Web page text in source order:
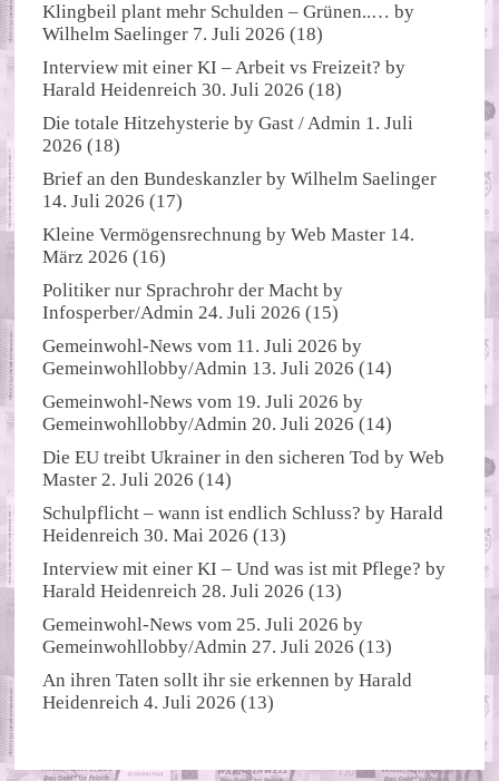
Klingbeil plant mehr Schulden – Grünen..… by
Wilhelm Saelinger 7. Juli 2026 (18)
Interview mit einer KI – Arbeit vs Freizeit? by
Harald Heidenreich 30. Juli 2026 (18)
Die totale Hitzehysterie byGast / Admin 1. Juli
2026 (18)
Brief an den Bundeskanzler byWilhelm Saelinger
14. Juli 2026 (17)
Kleine Vermögensrechnung byWeb Master 14.
März 2026 (16)
Politiker nur Sprachrohr der Macht by
Infosperber/Admin 24. Juli 2026 (15)
Gemeinwohl-News vom 11. Juli 2026 by
Gemeinwohllobby/Admin 13. Juli 2026 (14)
Gemeinwohl-News vom 19. Juli 2026 by
Gemeinwohllobby/Admin 20. Juli 2026 (14)
Die EU treibt Ukrainer in den sicheren Tod byWeb
Master 2. Juli 2026 (14)
Schulpflicht – wann ist endlich Schluss? byHarald
Heidenreich 30. Mai 2026 (13)
Interview mit einer KI – Und was ist mit Pflege? by
Harald Heidenreich 28. Juli 2026 (13)
Gemeinwohl-News vom 25. Juli 2026 by
Gemeinwohllobby/Admin 27. Juli 2026 (13)
An ihren Taten sollt ihr sie erkennen byHarald
Heidenreich 4. Juli 2026 (13)